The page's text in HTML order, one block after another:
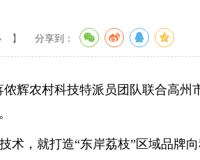
】 分享到：
农村科技特派员团队联合高州
，就打造“东岸荔枝”区域品牌